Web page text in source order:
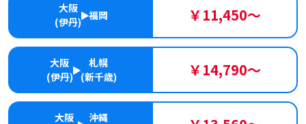
大阪
(伊丹)
福岡 ￥11,450～
大阪
(伊丹)
札幌
(新千歳)
￥14,790～
大阪 沖縄